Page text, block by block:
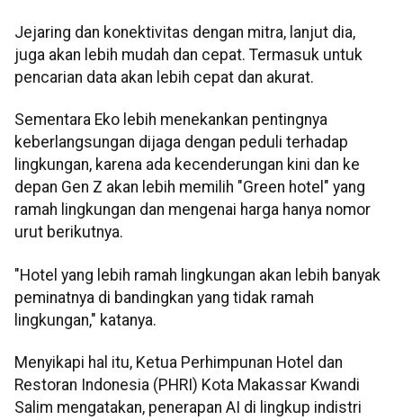
Jejaring dan konektivitas dengan mitra, lanjut dia,
juga akan lebih mudah dan cepat. Termasuk untuk
pencarian data akan lebih cepat dan akurat.
Sementara Eko lebih menekankan pentingnya
keberlangsungan dijaga dengan peduli terhadap
lingkungan, karena ada kecenderungan kini dan ke
depan Gen Z akan lebih memilih "Green hotel" yang
ramah lingkungan dan mengenai harga hanya nomor
urut berikutnya.
"Hotel yang lebih ramah lingkungan akan lebih banyak
peminatnya di bandingkan yang tidak ramah
lingkungan," katanya.
Menyikapi hal itu, Ketua Perhimpunan Hotel dan
Restoran Indonesia (PHRI) Kota Makassar Kwandi
Salim mengatakan, penerapan AI di lingkup indistri